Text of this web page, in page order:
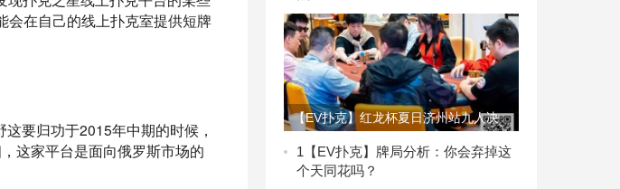
会在自己的线上扑克室提供短牌
要归功于2015年中期的时候，
这家平台是面向俄罗斯市场的
【EV扑克】红龙杯夏日济州站九人决
赛桌出炉！全员国人阵容争夺主赛事冠
军双奖杯！明日一起见证诸王加冕！
1 【EV扑克】牌局分析：你会弃掉这
个天同花吗？